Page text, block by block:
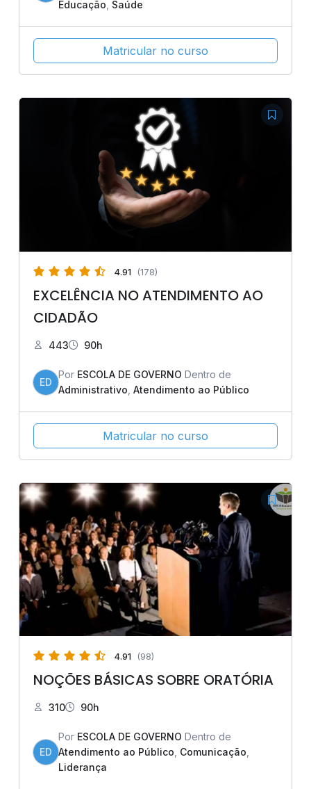
Educação Saúde
Matricular no curso
4.91 (178)
EXCELÊNCIA NO ATENDIMENTO AO
CIDADÃO
443 90h
ED
Por ESCOLA DE GOVERNO Dentro de
Administrativo Atendimento ao Público
Matricular no curso
4.91 (98)
NOÇÕES BÁSICAS SOBRE ORATÓRIA
310 90h
ED
Por ESCOLA DE GOVERNO Dentro de
Atendimento ao Público Comunicação
Liderança